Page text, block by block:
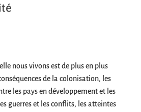
nous vivons est de plus en plus
de la colonisation, les
les pays en développement et les
guerres et les conflits, les atteintes